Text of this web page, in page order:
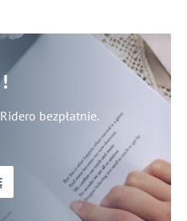
bezpłatnie.